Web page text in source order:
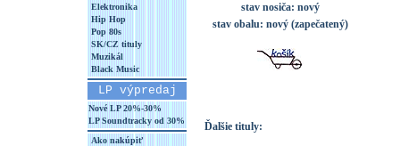
Elektronika
Hip Hop
Pop 80s
SK/CZ tituly
Muzikál
Black Music
LP výpredaj
Nové LP 20%-30%
LP Soundtracky od 30%
Ako nakúpiť
stav nosiča: nový
stav obalu: nový (zapečatený)
Ďalšie tituly: